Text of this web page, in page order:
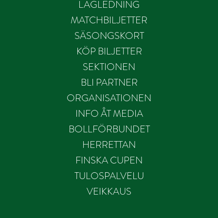
LAGLEDNING
MATCHBILJETTER
SÄSONGSKORT
KÖP BILJETTER
SEKTIONEN
BLI PARTNER
ORGANISATIONEN
INFO ÅT MEDIA
BOLLFÖRBUNDET
HERRETTAN
FINSKA CUPEN
TULOSPALVELU
VEIKKAUS